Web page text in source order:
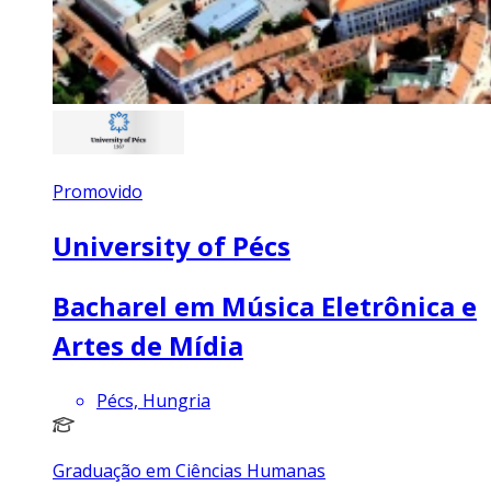
Promovido
University of Pécs
Bacharel em Música Eletrônica e
Artes de Mídia
Pécs, Hungria
Graduação em Ciências Humanas